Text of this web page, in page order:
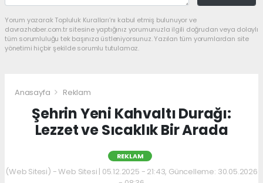
Yorum yazarak Topluluk Kuralları’nı kabul etmiş bulunuyor ve
davrazhaber.com.tr sitesine yaptığınız yorumunuzla ilgili doğrudan veya dolaylı
tüm sorumluluğu tek başınıza üstleniyorsunuz. Yazılan tüm yorumlardan site
yönetimi hiçbir şekilde sorumlu tutulamaz.
Anasayfa Reklam
Şehrin Yeni Kahvaltı Durağı:
Lezzet ve Sıcaklık Bir Arada
REKLAM
(Web Sitesi) - Web Sitesi | 05.12.2025 - 21:43, Güncelleme: 30.05.2026